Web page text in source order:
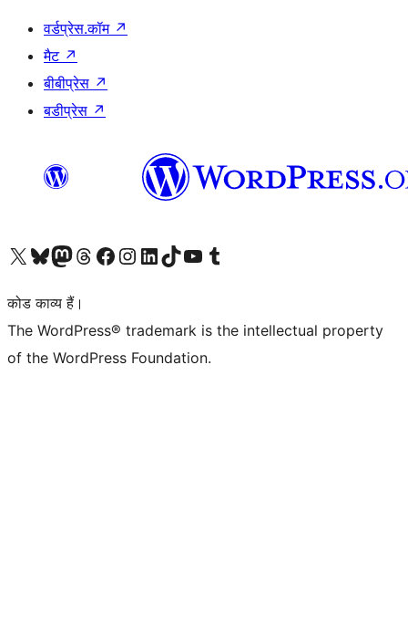
वर्डप्रेस.कॉम ↗
मैट ↗
बीबीप्रेस ↗
बडीप्रेस ↗
Visit our X (formerly Twitter) account
हमारे बलुस्की खाते पर जाएँVisit our Mastodon account
हमारे थ्रेड्स अकाउंट पर जाएंहमारे फेसबुक पेज पर जाएँहमारे इंस्टाग्राम अकाउंट पर जाएंहमारे लिंक्डइन खाते पर जाएँहमारे टिकटॉक खाते पर जाएँहमारे यूट्यूब चैनल पर जाएंहमारे Tumblr खाते पर जाएँ
कोड काव्य हैं।
The WordPress® trademark is the intellectual property
of the WordPress Foundation.